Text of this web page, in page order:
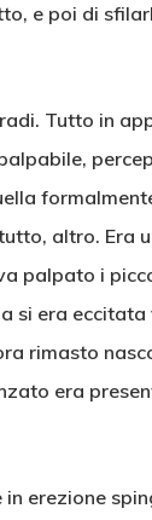
e poi di
Tutto in
altro. Era
palpato i
si era
rimasto
era
erezione